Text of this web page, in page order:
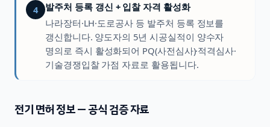
4
발주처 등록 갱신 + 입찰 자격 활성화
나라장터·LH·도로공사 등 발주처 등록 정보를
갱신합니다. 양도자의 5년 시공실적이 양수자
명의로 즉시 활성화되어 PQ(사전심사)·적격심사·
기술경쟁입찰 가점 자료로 활용됩니다.
전기면허 정보 — 공식 검증 자료